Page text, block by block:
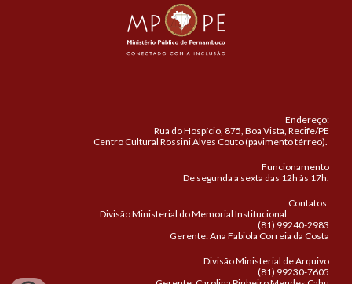
Endereço:
Rua do Hospício, 875, Boa Vista, Recife/PE
Centro Cultural Rossini Alves Couto (pavimento térreo).
Funcionamento
De segunda a sexta das 12h às 17h.
Contatos:
Divisão Ministerial do Memorial Institucional
(81) 99240-2983
Gerente: Ana Fabiola Correia da Costa
Divisão Ministerial de Arquivo
(81) 99230-7605